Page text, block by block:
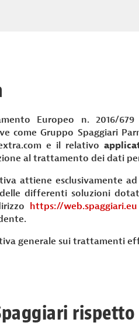
Europeo n. 2016/
come Gruppo Spaggiari
e il relativo
al trattamento dei dati
attiene esclusivamente
differenti soluzioni
https://web.spaggiari.eu
generale sui trattamenti